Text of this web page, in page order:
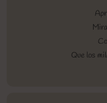
Que los